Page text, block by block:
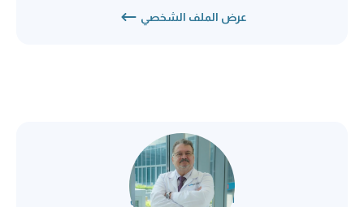
عرض الملف الشخصي
الدكتور عصام مرديني